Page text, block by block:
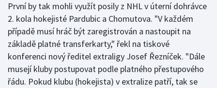
Gymnastika
Házená
Jezdectví
Judo
První by tak mohli využít posily z NHL v úterní dohrávce
2. kola hokejisté Pardubic a Chomutova. "V každém
případě musí hráč být zaregistrován a nastoupit na
základě platné transferkarty," řekl na tiskové
konferenci nový ředitel extraligy Josef Řezníček. "Dále
musejí kluby postupovat podle platného přestupového
řádu. Pokud klubu (hokejista) v extralize patří, tak se